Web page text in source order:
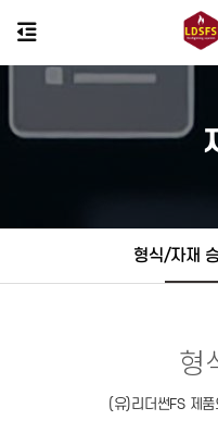
형식/자재
형
(유)리더썬FS 제